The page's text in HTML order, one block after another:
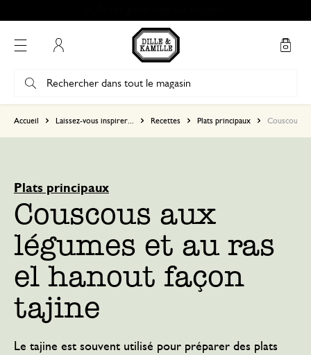
Accueil Laissez-vous inspirer... Recettes Plats principaux Couscous
Plats principaux
Couscous aux
légumes et au ras
el hanout façon
tajine
Le tajine est souvent utilisé pour préparer des plats